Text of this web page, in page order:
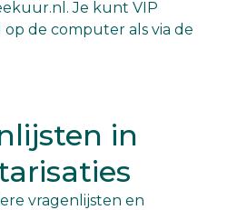
Je kunt VIP
de computer als via de
in
vragenlijsten en